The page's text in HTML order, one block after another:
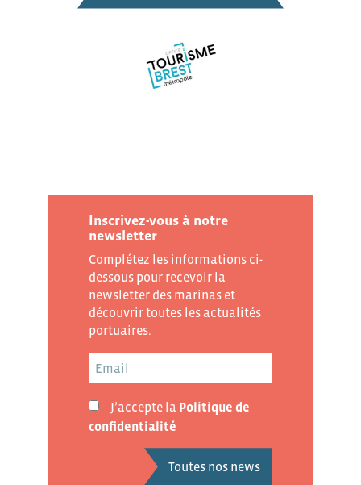
Inscrivez-vous à notre
newsletter
Complétez les informations ci-
dessous pour recevoir la
newsletter des marinas et
découvrir toutes les actualités
portuaires.
J’accepte la Politique de
confidentialité
Toutes nos news